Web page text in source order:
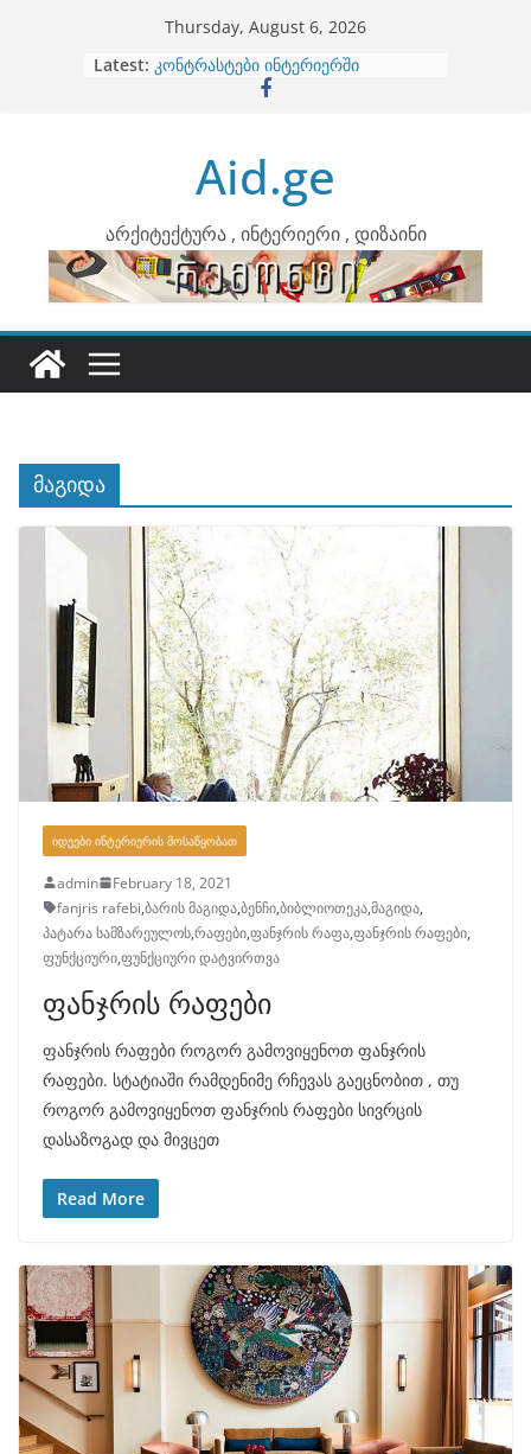
Thursday, August 6, 2026
Latest: ბინების გაერთიანება
კონტრასტები ინტერიერში
ინტერიერის დიზიანი
არტემიდი წარმოგიდგენთ
Aid.ge
არქიტექტურა , ინტერიერი , დიზაინი
მაგიდა
ᲘᲓᲔᲔᲑᲘ ᲘᲜᲢᲔᲠᲘᲔᲠᲘᲡ ᲛᲝᲡᲐᲬᲧᲝᲑᲐᲗ
admin
February 18, 2021
fanjris rafebi,ბარის მაგიდა,ბენჩი,ბიბლიოთეკა,მაგიდა,
პატარა სამზარეულოს,რაფები,ფანჯრის რაფა,ფანჯრის რაფები,
ფუნქციური,ფუნქციური დატვირთვა
ფანჯრის რაფები
ფანჯრის რაფები როგორ გამოვიყენოთ ფანჯრის
რაფები. სტატიაში რამდენიმე რჩევას გაეცნობით , თუ
როგორ გამოვიყენოთ ფანჯრის რაფები სივრცის
დასაზოგად და მივცეთ
Read More